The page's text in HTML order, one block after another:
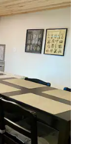
gosti”